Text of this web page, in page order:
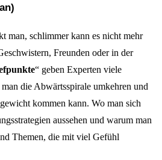
man, schlimmer kann es nicht mehr
Freunden oder in der
“ geben Experten viele
die Abwärtsspirale umkehren und
kommen kann. Wo man sich
aussehen und warum man
Themen, die mit viel Gefühl